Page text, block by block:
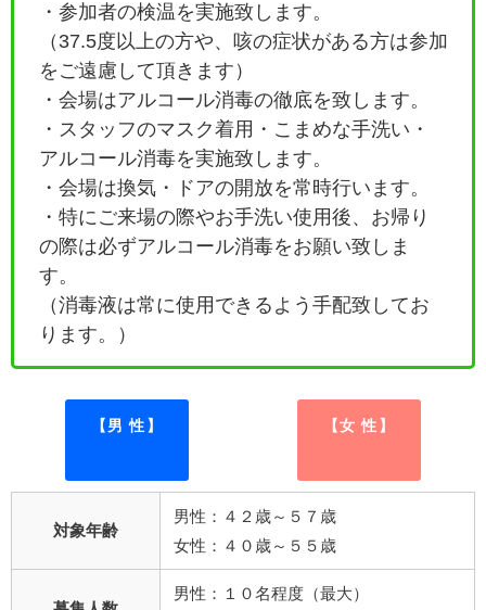
・参加者の検温を実施致します。
（37.5度以上の方や、咳の症状がある方は参加
をご遠慮して頂きます）
・会場はアルコール消毒の徹底を致します。
・ スタッフのマスク着用・こまめな手洗い・
アルコール消毒を実施致します。
・会場は換気・ドアの開放を常時行います。
・特にご来場の際やお手洗い使用後、お帰り
の際は必ずアルコール消毒をお願い致しま
す。
（消毒液は常に使用できるよう手配致してお
ります。）
【男 性】 【女 性】
対象年齢
男性：４２歳～５７歳
女性：４０歳～５５歳
男性：１０名程度（最大）